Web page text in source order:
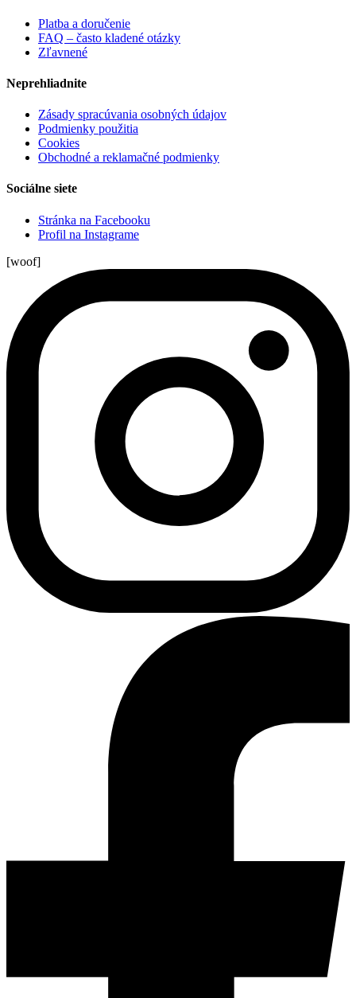
Platba a doručenie
FAQ – často kladené otázky
Zľavnené
Neprehliadnite
Zásady spracúvania osobných údajov
Podmienky použitia
Cookies
Obchodné a reklamačné podmienky
Sociálne siete
Stránka na Facebooku
Profil na Instagrame
[woof]